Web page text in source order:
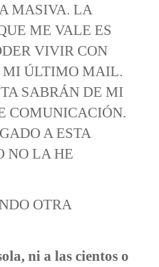
MASIVA. LA
ME VALE ES
VIVIR CON
MI ÚLTIMO MAIL.
SABRÁN DE MI
COMUNICACIÓN.
A ESTA
NO LA HE
OTRA
ni a las cientos o